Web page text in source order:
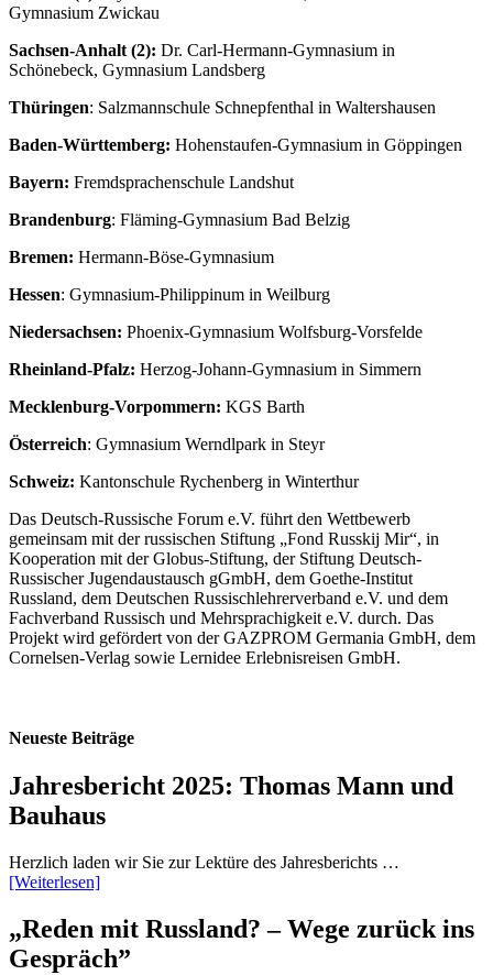
Gymnasium Zwickau
Sachsen-Anhalt (2): Dr. Carl-Hermann-Gymnasium in
Schönebeck, Gymnasium Landsberg
Thüringen: Salzmannschule Schnepfenthal in Waltershausen
Baden-Württemberg: Hohenstaufen-Gymnasium in Göppingen
Bayern: Fremdsprachenschule Landshut
Brandenburg: Fläming-Gymnasium Bad Belzig
Bremen: Hermann-Böse-Gymnasium
Hessen: Gymnasium-Philippinum in Weilburg
Niedersachsen: Phoenix-Gymnasium Wolfsburg-Vorsfelde
Rheinland-Pfalz: Herzog-Johann-Gymnasium in Simmern
Mecklenburg-Vorpommern: KGS Barth
Österreich: Gymnasium Werndlpark in Steyr
Schweiz: Kantonschule Rychenberg in Winterthur
Das Deutsch‐Russische Forum e.V. führt den Wettbewerb
gemeinsam mit der russischen Stiftung „Fond Russkij Mir“, in
Kooperation mit der Globus‐Stiftung, der Stiftung Deutsch‐
Russischer Jugendaustausch gGmbH, dem Goethe‐Institut
Russland, dem Deutschen Russischlehrerverband e.V. und dem
Fachverband Russisch und Mehrsprachigkeit e.V. durch. Das
Projekt wird gefördert von der GAZPROM Germania GmbH, dem
Cornelsen‐Verlag sowie Lernidee Erlebnisreisen GmbH.
Neueste Beiträge
Jahresbericht 2025: Thomas Mann und
Bauhaus
Herzlich laden wir Sie zur Lektüre des Jahresberichts …
[Weiterlesen]
„Reden mit Russland? – Wege zurück ins
Gespräch”